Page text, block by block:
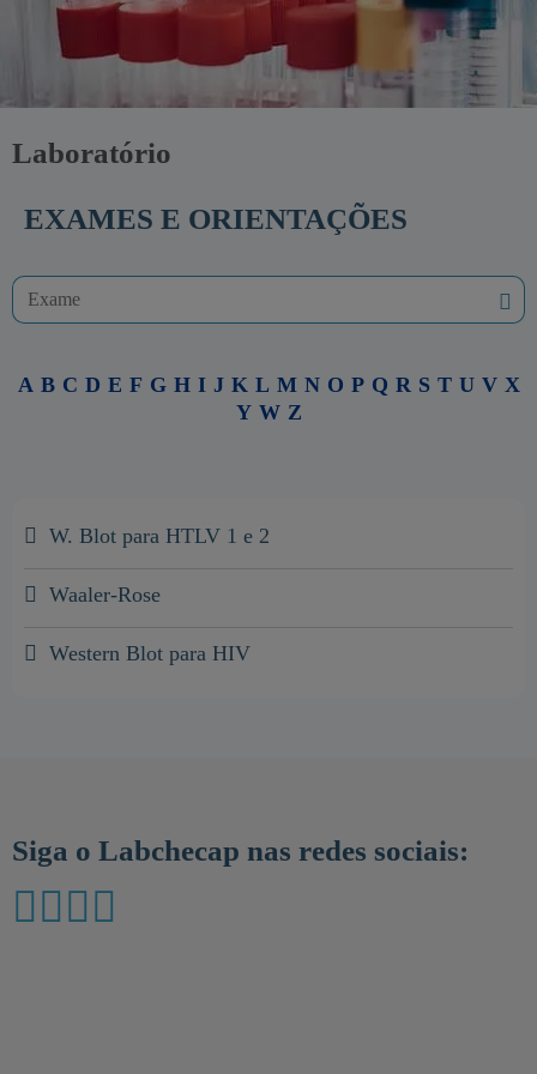
Laboratório
EXAMES E ORIENTAÇÕES
A B C D E F G H I J K L M N O P Q R S T U V X
Y W Z
W. Blot para HTLV 1 e 2
Waaler-Rose
Western Blot para HIV
Siga o Labchecap nas redes sociais: